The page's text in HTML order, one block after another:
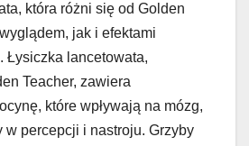
która różni się od Golden
jak i efektami
Łysiczka lancetowata,
Teacher, zawiera
które wpływają na mózg,
w percepcji i nastroju. Grzyby